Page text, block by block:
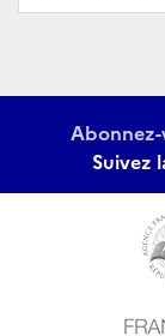
Suivez